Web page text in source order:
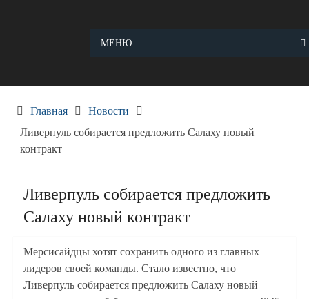
МЕНЮ
Главная
Новости
Ливерпуль собирается предложить Салаху новый
контракт
Ливерпуль собирается предложить
Салаху новый контракт
Мерсисайдцы хотят сохранить одного из главных
лидеров своей команды. Стало известно, что
Ливерпуль собирается предложить Салаху новый